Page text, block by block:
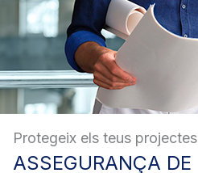
Protegeix els teus projectes
ASSEGURANÇA DE